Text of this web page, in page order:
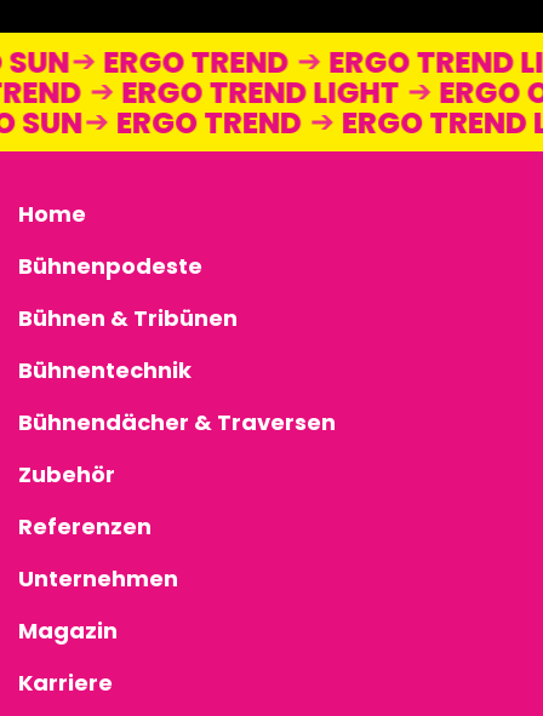
SUN ERGO TREND ERGO
ERGO TREND LIGHT ERGO
SUN ERGO TREND ERGO
Home
Bühnenpodeste
Bühnen & Tribünen
Bühnentechnik
Bühnendächer & Traversen
Zubehör
Referenzen
Unternehmen
Magazin
Karriere